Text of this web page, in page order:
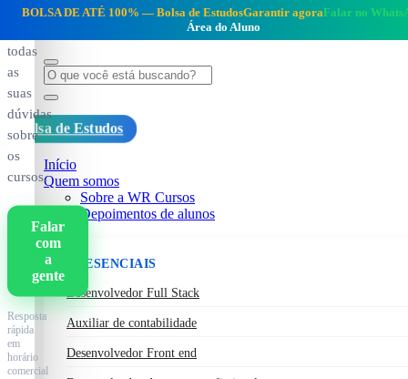
todas
as
suas
dúvidas
sobre
os
cursos.
Falar
com
a
gente
Resposta
rápida
em
horário
comercial
BOLSA DE ATÉ 100% — Bolsa de EstudosGarantir agoraFalar no
Área do Aluno
Bolsa de Estudos
Início
Quem somos
Sobre a WR Cursos
Depoimentos de alunos
Cursos
PRESENCIAIS
Desenvolvedor Full Stack
Auxiliar de contabilidade
Desenvolvedor Front end